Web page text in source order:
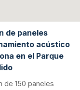
de paneles
acústico
en el Parque
de 150 paneles